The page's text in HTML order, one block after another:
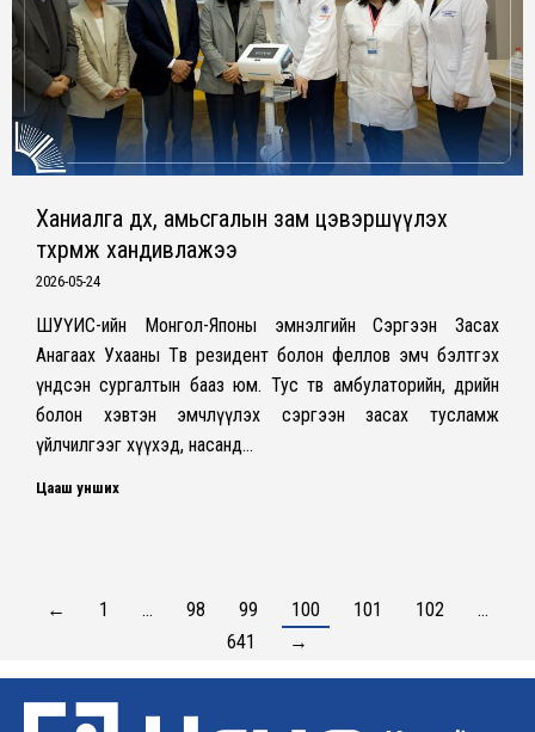
Ханиалга өдөөх, амьсгалын зам цэвэршүүлэх
төхөөрөмж хандивлажээ
2026-05-24
ШУҮИС-ийн Монгол-Японы эмнэлгийн Сэргээн Засах
Анагаах Ухааны Төв резидент болон феллов эмч бэлтгэх
үндсэн сургалтын бааз юм. Тус төв амбулаторийн, өдрийн
болон хэвтэн эмчлүүлэх сэргээн засах тусламж
үйлчилгээг хүүхэд, насанд…
Цааш унших
← 1 … 98 99 100 101 102
…
641
→